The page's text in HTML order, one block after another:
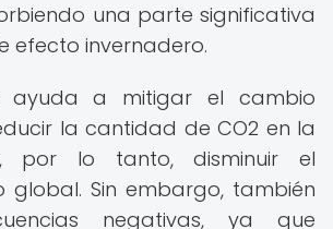
una parte significativa
efecto invernadero.
ayuda a mitigar el cambio
la cantidad de CO2 en la
por lo tanto, disminuir el
global. Sin embargo, también
negativas, ya que